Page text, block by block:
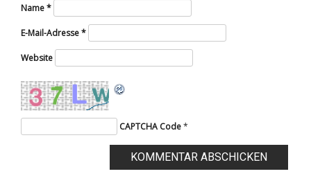
Name*
E-Mail-Adresse*
Website
CAPTCHA Code*